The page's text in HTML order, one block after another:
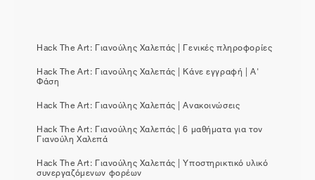
Hack The Art: Γιανούλης Χαλεπάς | Γενικές πληροφορίες
Hack The Art: Γιανούλης Χαλεπάς | Κάνε εγγραφή | Α'
Φάση
Hack The Art: Γιανούλης Χαλεπάς | Ανακοινώσεις
Hack The Art: Γιανούλης Χαλεπάς | 6 μαθήματα για τον
Γιανούλη Χαλεπά
Hack The Art: Γιανούλης Χαλεπάς | Υποστηρικτικό υλικό
συνεργαζόμενων φορέων